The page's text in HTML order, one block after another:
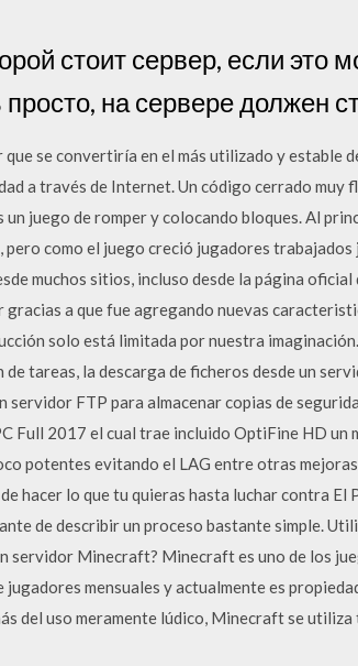
стоит сервер, если это
на сервере должен
se convertiría en el más utilizado y estable
a través de Internet. Un código cerrado
juego de romper y colocando bloques. Al
como el juego creció jugadores trabajados
muchos sitios, incluso desde la página
a que fue agregando nuevas
solo está limitada por nuestra
tareas, la descarga de ficheros desde un
servidor FTP para almacenar copias de
Full 2017 el cual trae incluido OptiFine HD un
potentes evitando el LAG entre otras
hacer lo que tu quieras hasta luchar contra
de describir un proceso bastante simple.
servidor Minecraft? Minecraft es uno de los
jugadores mensuales y actualmente es
del uso meramente lúdico, Minecraft se